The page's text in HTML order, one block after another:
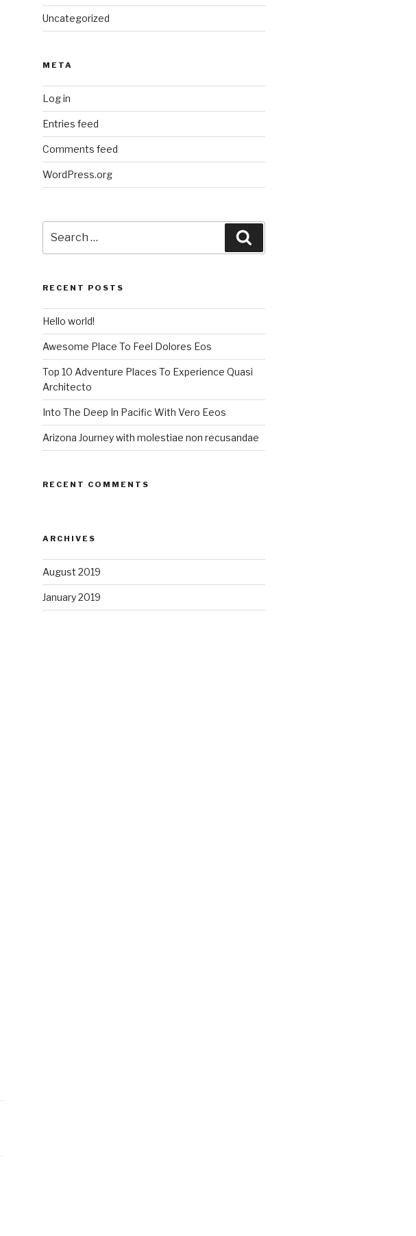
Uncategorized
META
Log in
Entries feed
Comments feed
WordPress.org
for:
RECENT POSTS
Hello world!
Awesome Place To Feel Dolores Eos
Top 10 Adventure Places To Experience Quasi
Architecto
Into The Deep In Pacific With Vero Eeos
Arizona Journey with molestiae non recusandae
RECENT COMMENTS
ARCHIVES
August 2019
January 2019